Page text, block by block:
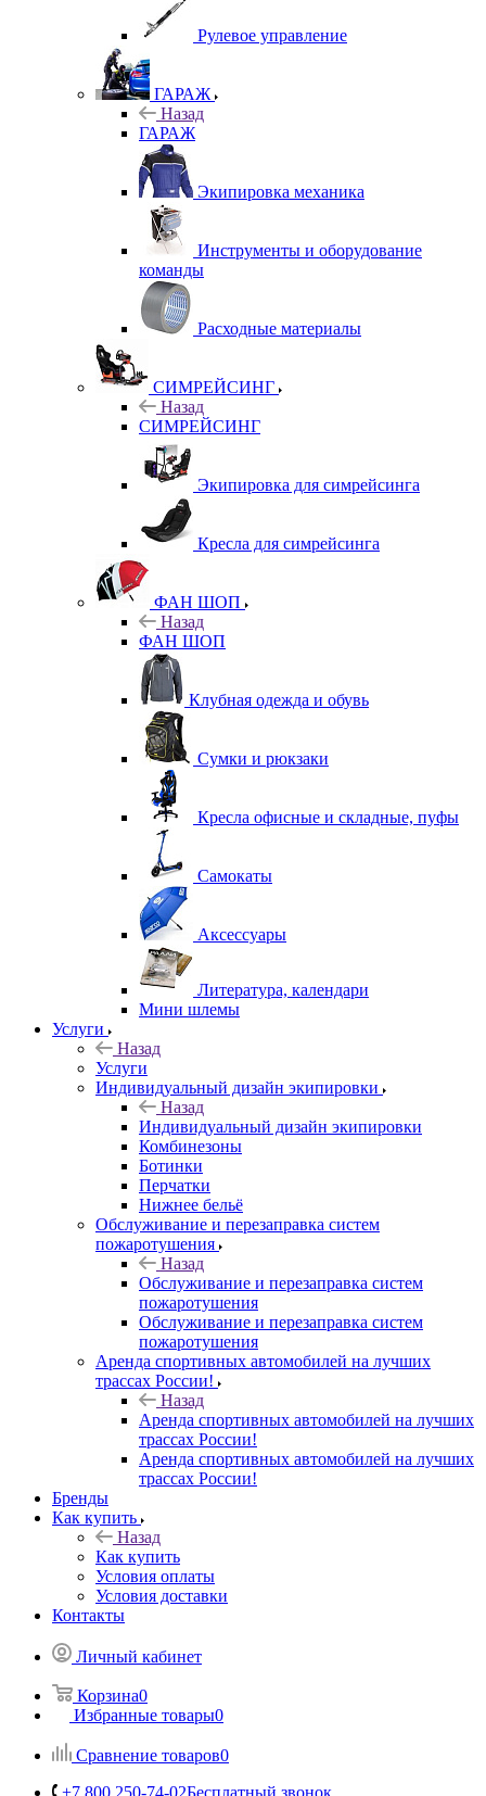
Рулевое управление
ГАРАЖ
Назад
ГАРАЖ
Экипировка механика
Инструменты и оборудование
команды
Расходные материалы
СИМРЕЙСИНГ
Назад
СИМРЕЙСИНГ
Экипировка для симрейсинга
Кресла для симрейсинга
ФАН ШОП
Назад
ФАН ШОП
Клубная одежда и обувь
Сумки и рюкзаки
Кресла офисные и складные, пуфы
Самокаты
Аксессуары
Литература, календари
Мини шлемы
Услуги
Назад
Услуги
Индивидуальный дизайн экипировки
Назад
Индивидуальный дизайн экипировки
Комбинезоны
Ботинки
Перчатки
Нижнее бельё
Обслуживание и перезаправка систем
пожаротушения
Назад
Обслуживание и перезаправка систем
пожаротушения
Обслуживание и перезаправка систем
пожаротушения
Аренда спортивных автомобилей на лучших
трассах России!
Назад
Аренда спортивных автомобилей на лучших
трассах России!
Аренда спортивных автомобилей на лучших
трассах России!
Бренды
Как купить
Назад
Как купить
Условия оплаты
Условия доставки
Контакты
Личный кабинет
Корзина0
Избранные товары0
Сравнение товаров0
+7 800 250-74-02Бесплатный звонок